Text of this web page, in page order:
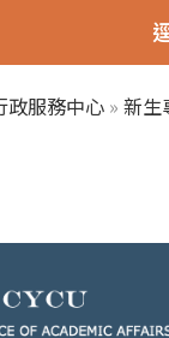
政服務中心 » 新生